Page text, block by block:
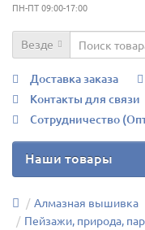
ПН-ПТ 09:00-17:00
Везде
Доставка заказа
Контакты для связи
Сотрудничество
Наши товары
Алмазная вышивка
Пейзажи, природа,